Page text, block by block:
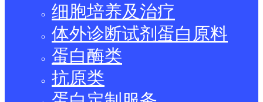
细胞培养及治疗
体外诊断试剂蛋白原料
蛋白酶类
抗原类